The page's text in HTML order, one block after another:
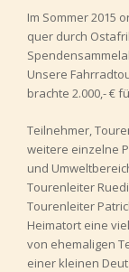
Im Sommer 2015
quer durch
Unsere
brachte 2.000,- €
Teilnehmer,
weitere einzelne
und
Tourenleiter
Tourenleiter
Heimatort eine
von ehemaligen
einer kleinen